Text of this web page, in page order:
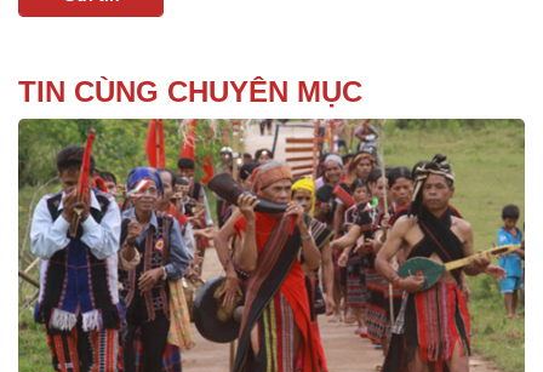
TIN CÙNG CHUYÊN MỤC